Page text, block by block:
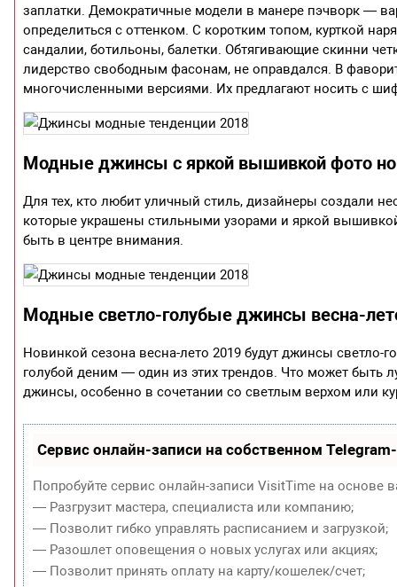
заплатки. Демократичные модели в манере пэчворк —
определиться с оттенком. С коротким топом, курткой
сандалии, ботильоны, балетки. Обтягивающие скинни
лидерство свободным фасонам, не оправдался. В
многочисленными версиями. Их предлагают носить с
Модные джинсы с яркой вышивкой фото
Для тех, кто любит уличный стиль, дизайнеры создали
которые украшены стильными узорами и яркой
быть в центре внимания.
Модные светло-голубые джинсы весна-
Новинкой сезона весна-лето 2019 будут джинсы светло-
голубой деним — один из этих трендов. Что может быть
джинсы, особенно в сочетании со светлым верхом или
Сервис онлайн-записи на собственном
Попробуйте сервис онлайн-записи VisitTime на основе
— Разгрузит мастера, специалиста или компанию;
— Позволит гибко управлять расписанием и загрузкой;
— Разошлет оповещения о новых услугах или акциях;
— Позволит принять оплату на карту/кошелек/счет;